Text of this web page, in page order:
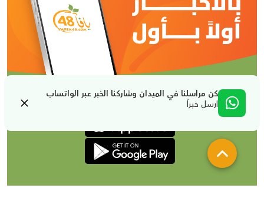
كن مراسلنا في الميدان وشاركنا الخبر عبر الواتساب
ارسل خبراً